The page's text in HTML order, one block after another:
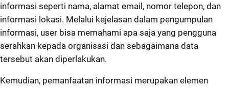
informasi seperti nama, alamat email, nomor telepon, dan
informasi lokasi. Melalui kejelasan dalam pengumpulan
informasi, user bisa memahami apa saja yang pengguna
serahkan kepada organisasi dan sebagaimana data
tersebut akan diperlakukan.
Kemudian, pemanfaatan informasi merupakan elemen